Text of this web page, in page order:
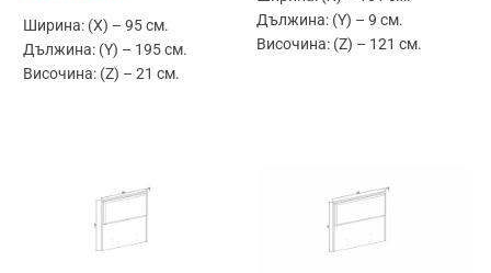
Ширина: (X) – 95 см.
Дължина: (Y) – 195 см.
Височина: (Z) – 21 см.
Дължина: (Y) – 9 см.
Височина: (Z) – 121 см.